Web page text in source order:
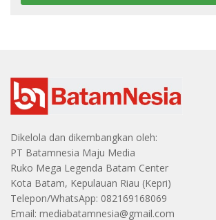
Dikelola dan dikembangkan oleh:
PT Batamnesia Maju Media
Ruko Mega Legenda Batam Center
Kota Batam, Kepulauan Riau (Kepri)
Telepon/WhatsApp: 082169168069
Email: mediabatamnesia@gmail.com